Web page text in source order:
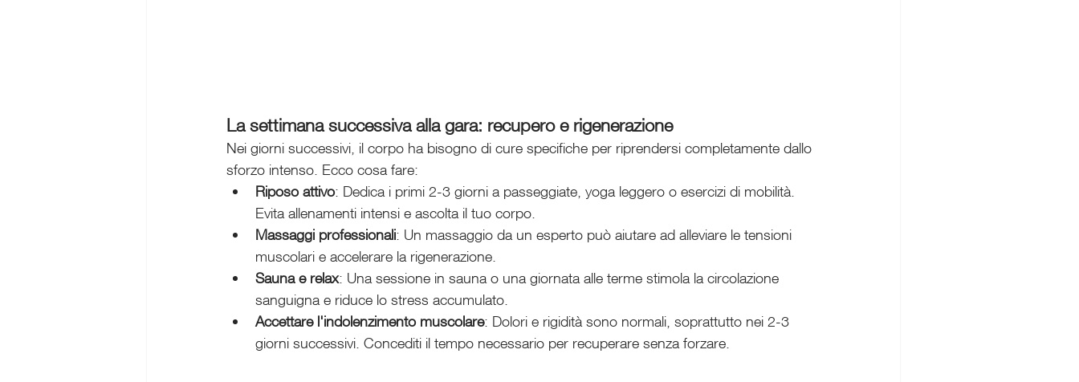
La settimana successiva alla gara: recupero e rigenerazione
Nei giorni successivi, il corpo ha bisogno di cure specifiche per riprendersi completamente dallo
sforzo intenso. Ecco cosa fare:
Riposo attivo: Dedica i primi 2-3 giorni a passeggiate, yoga leggero o esercizi di mobilità.
Evita allenamenti intensi e ascolta il tuo corpo.
Massaggi professionali: Un massaggio da un esperto può aiutare ad alleviare le tensioni
muscolari e accelerare la rigenerazione.
Sauna e relax: Una sessione in sauna o una giornata alle terme stimola la circolazione
sanguigna e riduce lo stress accumulato.
Accettare l'indolenzimento muscolare: Dolori e rigidità sono normali, soprattutto nei 2-3
giorni successivi. Concediti il tempo necessario per recuperare senza forzare.